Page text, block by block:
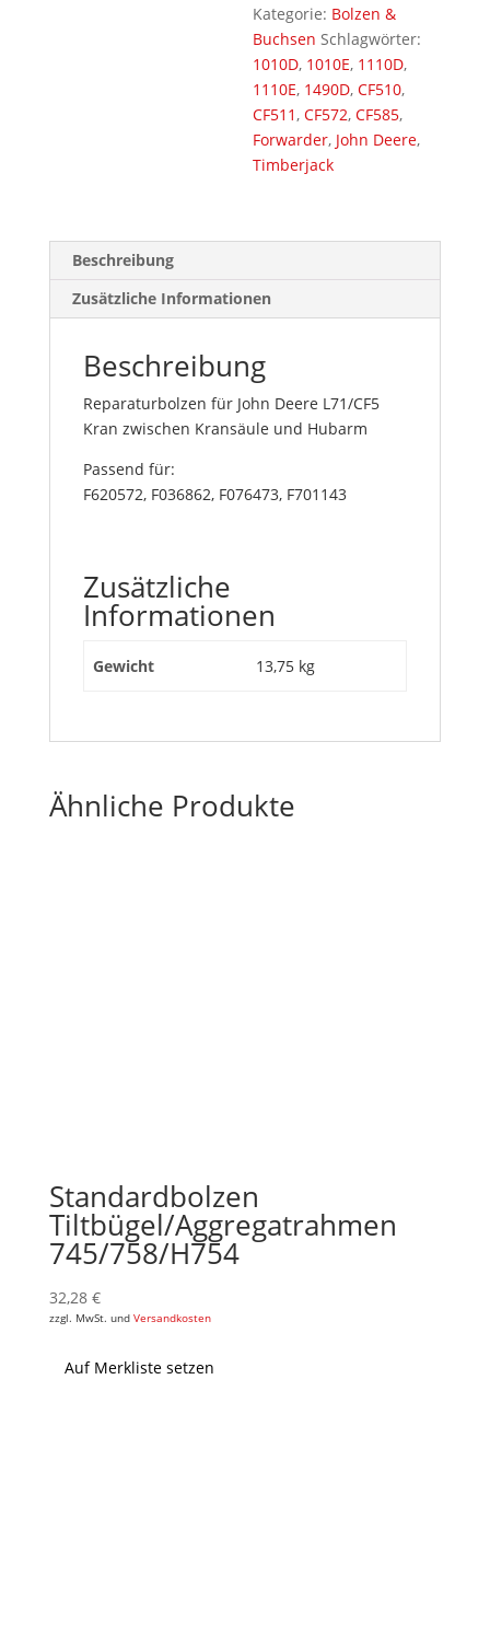
Kategorie: Bolzen &
Buchsen Schlagwörter:
1010D, 1010E, 1110D,
1110E, 1490D,CF510,
CF511,CF572,CF585,
Forwarder, John Deere,
Timberjack
Beschreibung
Zusätzliche Informationen
Beschreibung
Reparaturbolzen für John Deere L71/CF5
Kran zwischen Kransäule und Hubarm
Passend für:
F620572, F036862, F076473, F701143
Zusätzliche
Informationen
Gewicht 13,75 kg
Ähnliche Produkte
Standardbolzen
Tiltbügel/Aggregatrahmen
745/758/H754
32,28 €
zzgl. MwSt. und Versandkosten
Auf Merkliste setzen